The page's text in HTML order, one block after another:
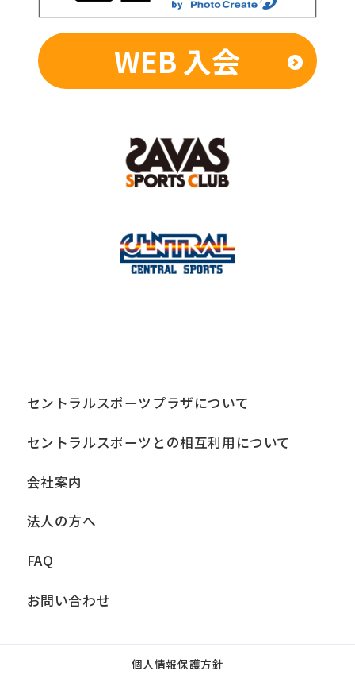
WEB 入会
セントラルスポーツプラザについて
セントラルスポーツとの相互利用について
会社案内
法人の方へ
FAQ
お問い合わせ
個人情報保護方針